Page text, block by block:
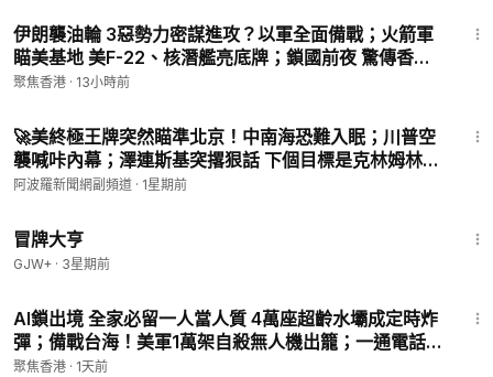
伊朗襲油輪 3惡勢力密謀進攻？以軍全面備戰；火箭軍
瞄美基地 美F-22、核潛艦亮底牌；鎖國前夜 驚傳香港
200高官被拿下 郭德綱突出走？【今日看點】
聚焦香港 · 13小時前
🚀美終極王牌突然瞄準北京！中南海恐難入眠；川普空
襲喊咔內幕；澤連斯基突撂狠話 下個目標是克林姆林
宮? 美媒曝伊朗變局:數千美特種部隊將執行極危險任
阿波羅新聞網副頻道 · 1星期前
冒牌大亨
GJW+ · 3星期前
AI鎖出境 全家必留一人當人質 4萬座超齡水壩成定時炸
彈；備戰台海！美軍1萬架自殺無人機出籠；一通電話震
驚海外華人 愛馬仕老總緊盯菜市場【今日新聞】
聚焦香港 · 1天前